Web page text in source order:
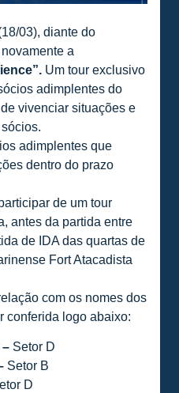
03), diante do
a
Um tour exclusivo
adimplentes do
vivenciar situações e
adimplentes que
dentro do prazo
de um tour
antes da partida entre
de IDA das quartas de
Fort Atacadista
com os nomes dos
conferida logo abaixo:
– Setor D
Setor B
D